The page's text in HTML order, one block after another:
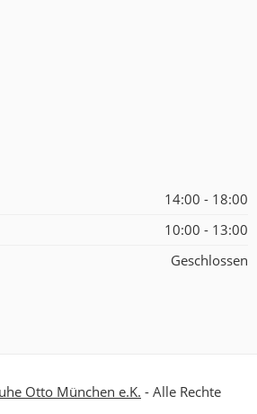
14:00 - 18:00
10:00 - 13:00
Geschlossen
Otto München e.K. - Alle Rechte